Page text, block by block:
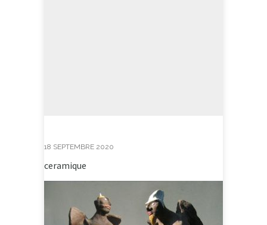
18 SEPTEMBRE 2020
ceramique